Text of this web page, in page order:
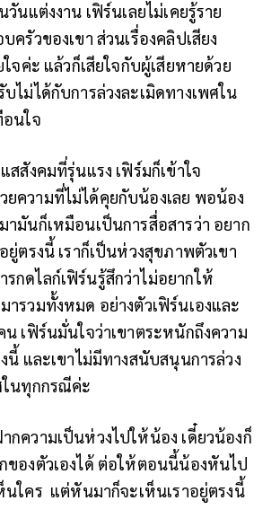
วันแต่งงาน เฟิร์นเลยไม่เคยรู้ราย
ครัวของเขา ส่วนเรื่องคลิปเสียง
ใจค่ะ แล้วก็เสียใจกับผู้เสียหายด้วย
ไม่ได้กับการล่วงละเมิดทางเพศใน
นใจ
สสังคมที่รุ่นแรง เฟิร์มก็เข้าใจ
ยความที่ไม่ได้คุยกับน้องเลย พอน้อง
ามันก็เหมือนเป็นการสื่อสารว่า อยาก
ยู่ตรงนี้ เราก็เป็นห่วงสุขภาพตัวเขา
กดไลก์เฟิร์นรู้สึกว่าไม่อยากให้
ารวมทั้งหมด อย่างตัวเฟิร์นเองและ
เฟิร์นมั่นใจว่าเขาตระหนักถึงความ
นี้ และเขาไม่มีทางสนับสนุนการล่วง
ในทุกกรณีค่ะ
กความเป็นห่วงไปให้น้อง เดี๋ยวน้องก็
ของตัวเองได้ ต่อให้ตอนนี้น้องหันไป
นใคร แต่หันมาก็จะเห็นเราอยู่ตรงนี้